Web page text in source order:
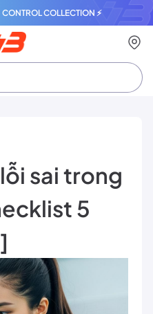
COLLECTION ⚡
sai trong
5